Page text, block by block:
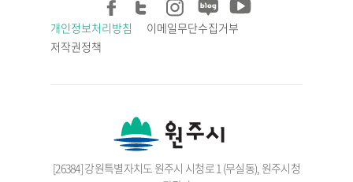
개인정보처리방침
이메일무단수집거부
저작권정책
[26384] 강원특별자치도 원주시 시청로 1 (무실동), 원주시청